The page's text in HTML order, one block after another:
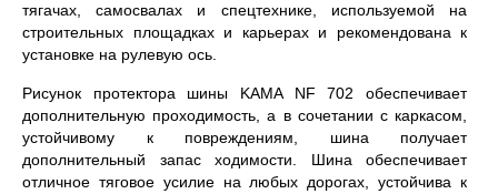
тягачах, самосвалах и спецтехнике, используемой на
строительных площадках и карьерах и рекомендована к
установке на рулевую ось.
Рисунок протектора шины KAMA NF 702 обеспечивает
дополнительную проходимость, а в сочетании с каркасом,
устойчивому к повреждениям, шина получает
дополнительный запас ходимости. Шина обеспечивает
отличное тяговое усилие на любых дорогах, устойчива к